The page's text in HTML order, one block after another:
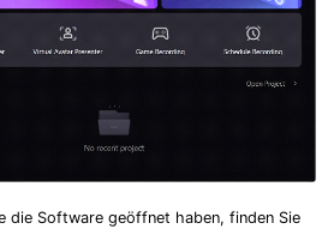
die Software geöffnet haben, finden Sie